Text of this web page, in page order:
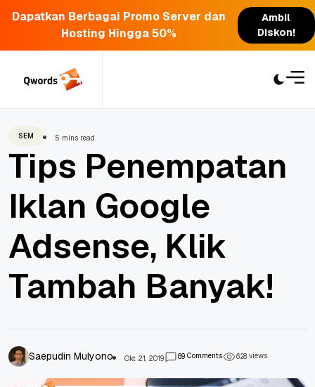
Dapatkan Berbagai Promo Server dan
Hosting Hingga 50%
Ambil
Diskon!
SEM 5 mins read
Tips Penempatan
Iklan Google
Adsense, Klik
Tambah Banyak!
Saepudin Mulyono Okt 21, 2019 69Comments 628views